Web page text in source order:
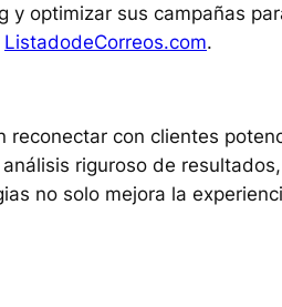
y optimizar sus campañas
ListadodeCorreos.com.
reconectar con clientes
riguroso de
no solo mejora la